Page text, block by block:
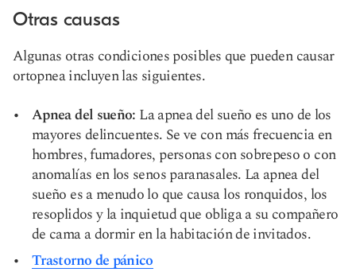
Otras causas
Algunas otras condiciones posibles que pueden causar
ortopnea incluyen las siguientes.
Apnea del sueño: La apnea del sueño es uno de los
mayores delincuentes. Se ve con más frecuencia en
hombres, fumadores, personas con sobrepeso o con
anomalías en los senos paranasales. La apnea del
sueño es a menudo lo que causa los ronquidos, los
resoplidos y la inquietud que obliga a su compañero
de cama a dormir en la habitación de invitados.
Trastorno de pánico